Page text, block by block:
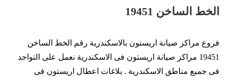
الخط الساخن 19451
فروع مراكز صيانة اريستون بالاسكندرية رقم الخط الساخن
19451 مراكز صيانة اريستون فى الاسكندرية نعمل على التواجد
فى جميع مناطق الاسكندرية . بلاغات اعطال اريستون فى